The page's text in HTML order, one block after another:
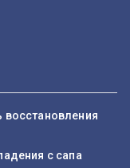
с сапа